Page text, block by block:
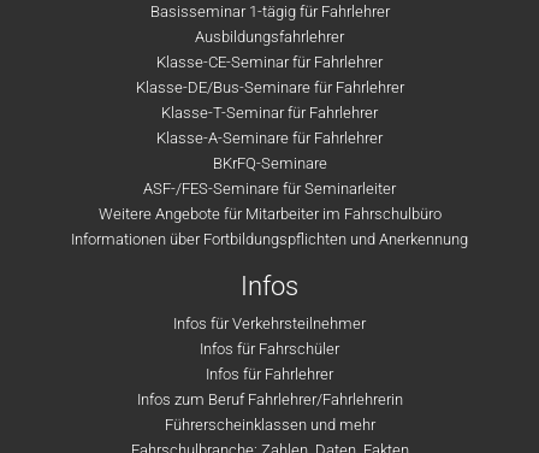
Basisseminar 1-tägig für Fahrlehrer
Ausbildungsfahrlehrer
Klasse-CE-Seminar für Fahrlehrer
Klasse-DE/Bus-Seminare für Fahrlehrer
Klasse-T-Seminar für Fahrlehrer
Klasse-A-Seminare für Fahrlehrer
BKrFQ-Seminare
ASF-/FES-Seminare für Seminarleiter
Weitere Angebote für Mitarbeiter im Fahrschulbüro
Informationen über Fortbildungspflichten und Anerkennung
Infos
Infos für Verkehrsteilnehmer
Infos für Fahrschüler
Infos für Fahrlehrer
Infos zum Beruf Fahrlehrer/Fahrlehrerin
Führerscheinklassen und mehr